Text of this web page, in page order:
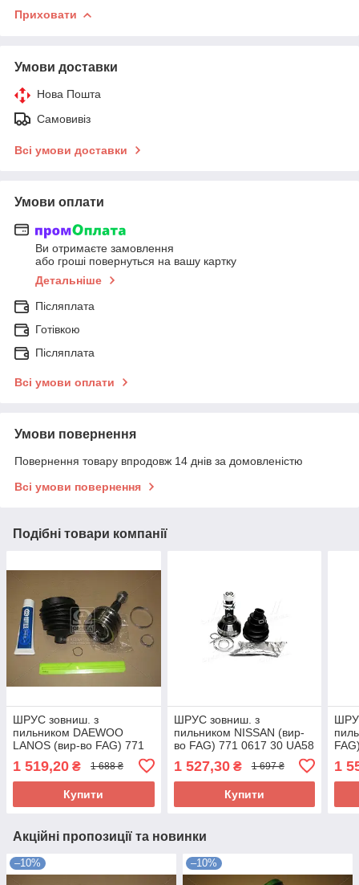
Приховати
Умови доставки
Нова Пошта
Самовивіз
Всі умови доставки
Умови оплати
Ви отримаєте замовлення
або гроші повернуться на вашу картку
Детальніше
Післяплата
Готівкою
Післяплата
Всі умови оплати
Умови повернення
Повернення товару впродовж 14 днів за домовленістю
Всі умови повернення
Подібні товари компанії
ШРУС зовниш. з
пильником DAEWOO
LANOS (вир-во FAG) 771
1 519,20 ₴ 1 688 ₴
Купити
ШРУС зовниш. з
пильником NISSAN (вир-
во FAG) 771 0617 30 UA58
1 527,30₴ 1 697 ₴
Купити
1
Акційні пропозиції та новинки
–10% –10%